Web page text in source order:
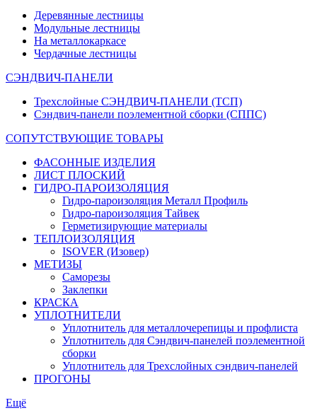
Деревянные лестницы
Модульные лестницы
На металлокаркасе
Чердачные лестницы
СЭНДВИЧ-ПАНЕЛИ
Трехслойные СЭНДВИЧ-ПАНЕЛИ (ТСП)
Сэндвич-панели поэлементной сборки (СППС)
СОПУТСТВУЮЩИЕ ТОВАРЫ
ФАСОННЫЕ ИЗДЕЛИЯ
ЛИСТ ПЛОСКИЙ
ГИДРО-ПАРОИЗОЛЯЦИЯ
Гидро-пароизоляция Металл Профиль
Гидро-пароизоляция Тайвек
Герметизирующие материалы
ТЕПЛОИЗОЛЯЦИЯ
ISOVER (Изовер)
МЕТИЗЫ
Саморезы
Заклепки
КРАСКА
УПЛОТНИТЕЛИ
Уплотнитель для металлочерепицы и профлиста
Уплотнитель для Сэндвич-панелей поэлементной
сборки
Уплотнитель для Трехслойных сэндвич-панелей
ПРОГОНЫ
Ещё